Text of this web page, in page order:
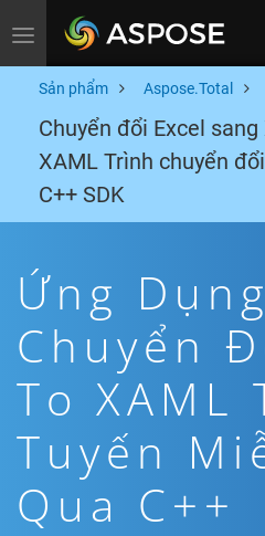
Toggle navigation
Sản phẩm Aspose.Total
Chuyển đổi Excel
XAML Trình chuyển
C++ SDK
Ứng Dụng
Chuyển
To XAML
Tuyến
Qua C++